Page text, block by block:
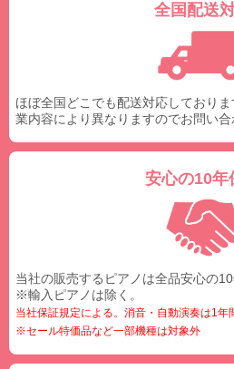
全国配送
ほぼ全国どこでも配送対応しており
業内容により異なりますのでお問い合
安心の10年
当社の販売するピアノは全品安心の10
※輸入ピアノは除く。
当社保証規定による。消音・自動演奏は1年
※セール特価品など一部機種は対象外